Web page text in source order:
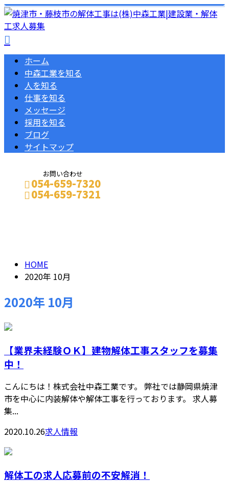
ホーム
中森工業を知る
人を知る
仕事を知る
メッセージ
採用を知る
ブログ
サイトマップ
お問い合わせ
054-659-7320
054-659-7321
HOME
2020年 10月
2020年 10月
【業界未経験ＯＫ】建物解体工事スタッフを募集
中！
こんにちは！株式会社中森工業です。 弊社では静岡県焼津
市を中心に内装解体や解体工事を行っております。 求人募
集...
2020.10.26求人情報
解体工の求人応募前の不安解消！